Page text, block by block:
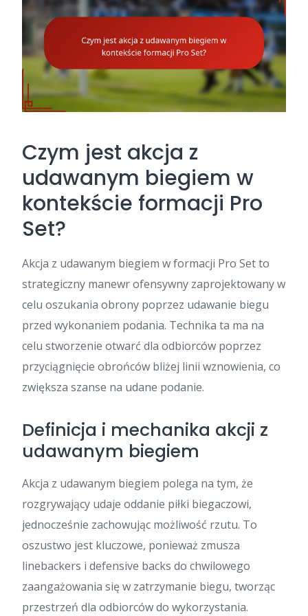
Czym jest akcja z
udawanym biegiem w
kontekście formacji Pro
Set?
Akcja z udawanym biegiem w formacji Pro Set to
strategiczny manewr ofensywny zaprojektowany w
celu oszukania obrony poprzez udawanie biegu
przed wykonaniem podania. Technika ta ma na
celu stworzenie otwarć dla odbiorców poprzez
przyciągnięcie obrońców bliżej linii wznowienia, co
zwiększa szanse na udane podanie.
Definicja i mechanika akcji z
udawanym biegiem
Akcja z udawanym biegiem polega na tym, że
rozgrywający udaje oddanie piłki biegaczowi,
jednocześnie zachowując możliwość rzutu. To
oszustwo jest kluczowe, ponieważ zmusza
linebackers i defensive backs do chwilowego
zaangażowania się w zatrzymanie biegu, tworząc
przestrzeń dla odbiorców do wykorzystania.